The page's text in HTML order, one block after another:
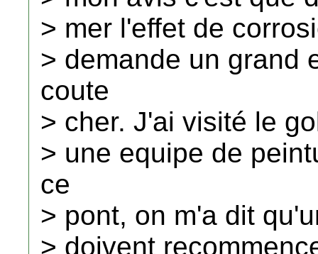
> mer l'effet de
> demande un grand
coute
> cher. J'ai visité le
> une equipe de
ce
> pont, on m'a dit
> doivent